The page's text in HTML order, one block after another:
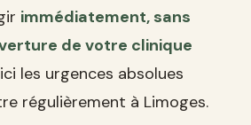
immédiatement, sans
de votre clinique
les urgences absolues
régulièrement à Limoges.